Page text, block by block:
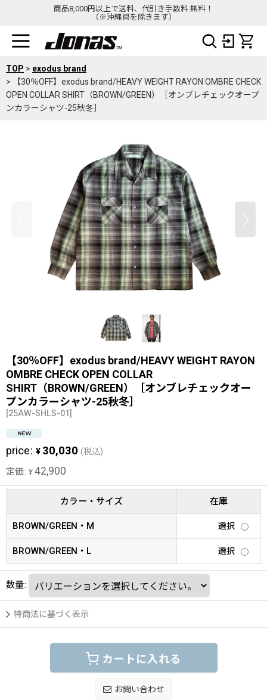
商品8,000円以上で送料、代引き手数料 無料！
（※沖縄県を除きます）
TOP > exodus brand
>
【30％OFF】exodus brand/HEAVY WEIGHT RAYON OMBRE CHECK
OPEN COLLAR SHIRT（BROWN/GREEN）［オンブレチェックオープ
ンカラーシャツ-25秋冬］
【30％OFF】exodus brand/HEAVY WEIGHT RAYON
OMBRE CHECK OPEN COLLAR
SHIRT（BROWN/GREEN）［オンブレチェックオー
プンカラーシャツ-25秋冬］
[25AW-SHLS-01]
price: ¥ 30,030 (税込)
定価: ¥42,900
カラー・サイズ 在庫
BROWN/GREEN・M 選択
BROWN/GREEN・L 選択
数量:
特商法に基づく表示
カートに入れる
お問い合わせ